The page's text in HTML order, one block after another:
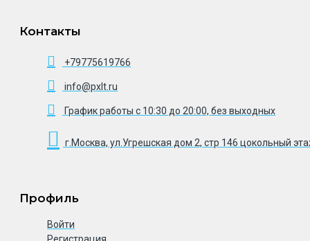
Контакты
+79775619766
info@pxlt.ru
График работы с 10:30 до 20:00, без выходных
г.Москва, ул.Угрешская дом 2, стр 146 цокольный
Профиль
Войти